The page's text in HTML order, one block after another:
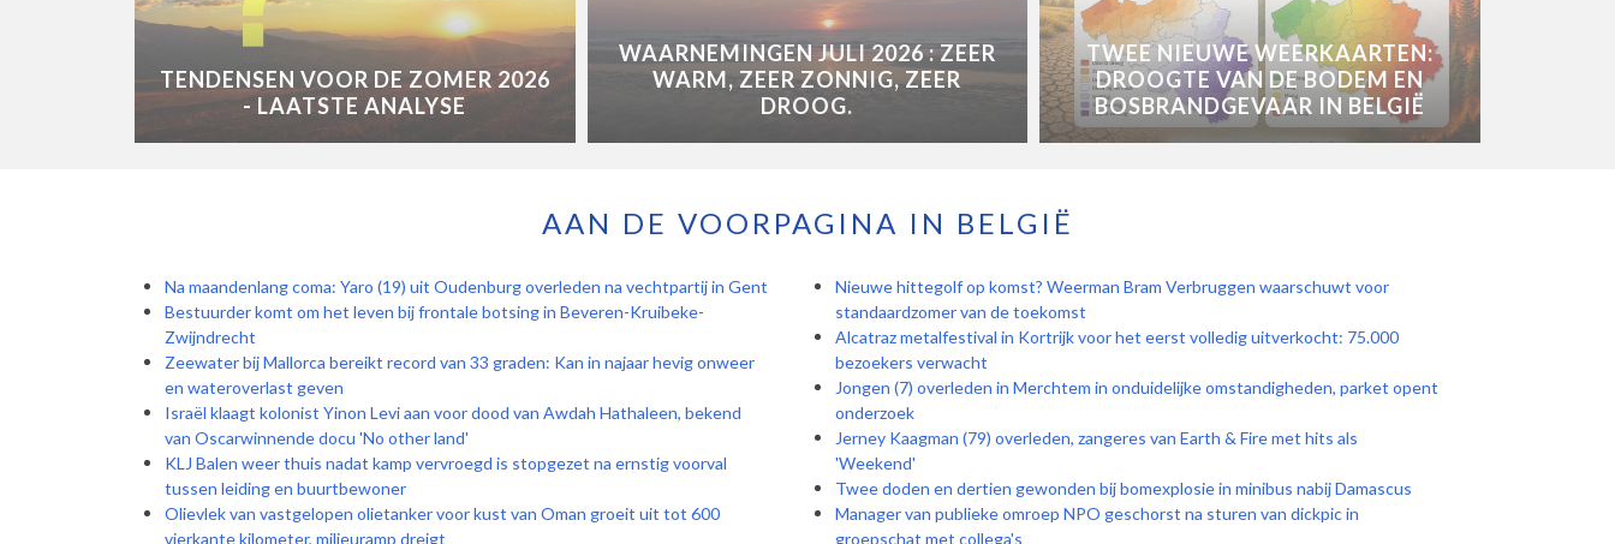
TENDENSEN VOOR DE ZOMER 2026
- LAATSTE ANALYSE
WAARNEMINGEN JULI 2026 : ZEER
WARM, ZEER ZONNIG, ZEER
DROOG.
TWEE NIEUWE WEERKAARTEN:
DROOGTE VAN DE BODEM EN
BOSBRANDGEVAAR IN BELGIË
AAN DE VOORPAGINA IN BELGIË
Na maandenlang coma: Yaro (19) uit Oudenburg overleden na vechtpartij in Gent
Bestuurder komt om het leven bij frontale botsing in Beveren-Kruibeke-
Zwijndrecht
Zeewater bij Mallorca bereikt record van 33 graden: Kan in najaar hevig onweer
en wateroverlast geven
Israël klaagt kolonist Yinon Levi aan voor dood van Awdah Hathaleen, bekend
van Oscarwinnende docu 'No other land'
KLJ Balen weer thuis nadat kamp vervroegd is stopgezet na ernstig voorval
tussen leiding en buurtbewoner
Olievlek van vastgelopen olietanker voor kust van Oman groeit uit tot 600
vierkante kilometer, milieuramp dreigt
Nieuwe hittegolf op komst? Weerman Bram Verbruggen waarschuwt voor
standaardzomer van de toekomst
Alcatraz metalfestival in Kortrijk voor het eerst volledig uitverkocht: 75.000
bezoekers verwacht
Jongen (7) overleden in Merchtem in onduidelijke omstandigheden, parket opent
onderzoek
Jerney Kaagman (79) overleden, zangeres van Earth & Fire met hits als
'Weekend'
Twee doden en dertien gewonden bij bomexplosie in minibus nabij Damascus
Manager van publieke omroep NPO geschorst na sturen van dickpic in
groepschat met collega's